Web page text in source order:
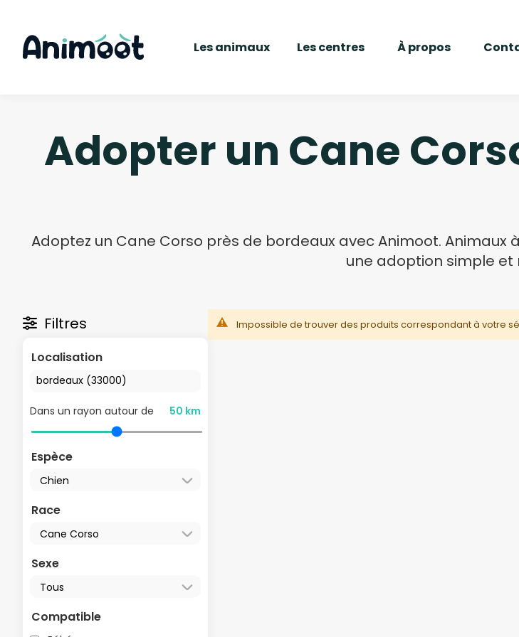
Les animaux Les centres À propos
Adopter un Cane
Adoptez un Cane Corso près de bordeaux avec Animoot.
une adoption simple et
Impossible de trouver des produits correspondant à votre
Filtres
Localisation
Dans un rayon autour de 50 km
Espèce
Race
Sexe
Compatible